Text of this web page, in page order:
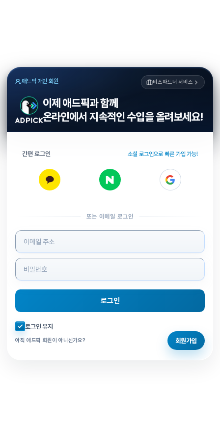
애드픽 개인 회원 비즈파트너 서비스
이제 애드픽과 함께
온라인에서 지속적인 수입을 올려보세요!
간편 로그인 소셜 로그인으로 빠른 가입 가능!
또는 이메일 로그인
로그인 정보 입력
로그인
자동로그인 체크
로그인 유지
아직 애드픽 회원이 아니신가요? 회원가입